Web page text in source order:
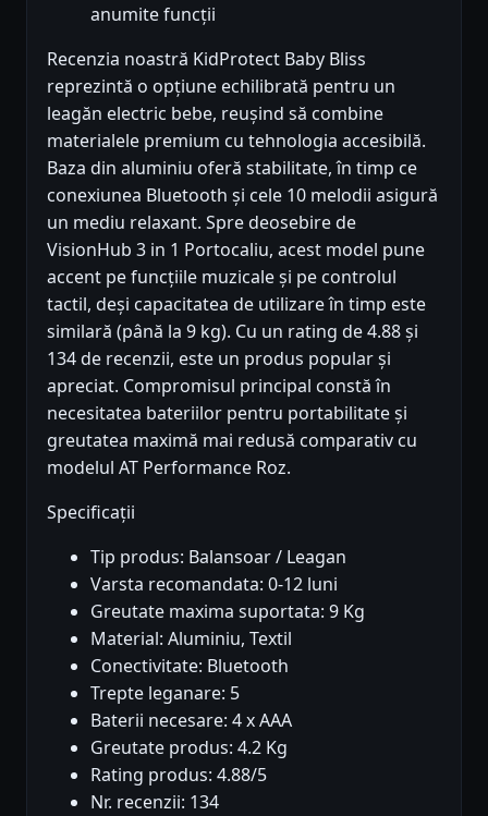
anumite funcții
Recenzia noastră KidProtect Baby Bliss
reprezintă o opțiune echilibrată pentru un
leagăn electric bebe, reușind să combine
materialele premium cu tehnologia accesibilă.
Baza din aluminiu oferă stabilitate, în timp ce
conexiunea Bluetooth și cele 10 melodii asigură
un mediu relaxant. Spre deosebire de
VisionHub 3 in 1 Portocaliu, acest model pune
accent pe funcțiile muzicale și pe controlul
tactil, deși capacitatea de utilizare în timp este
similară (până la 9 kg). Cu un rating de 4.88 și
134 de recenzii, este un produs popular și
apreciat. Compromisul principal constă în
necesitatea bateriilor pentru portabilitate și
greutatea maximă mai redusă comparativ cu
modelul AT Performance Roz.
Specificații
Tip produs: Balansoar / Leagan
Varsta recomandata: 0-12 luni
Greutate maxima suportata: 9 Kg
Material: Aluminiu, Textil
Conectivitate: Bluetooth
Trepte leganare: 5
Baterii necesare: 4 x AAA
Greutate produs: 4.2 Kg
Rating produs: 4.88/5
Nr. recenzii: 134